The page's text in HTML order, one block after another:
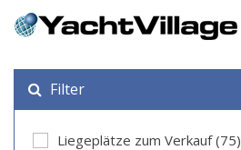
Filter
Liegeplätze zum Verkauf (75)